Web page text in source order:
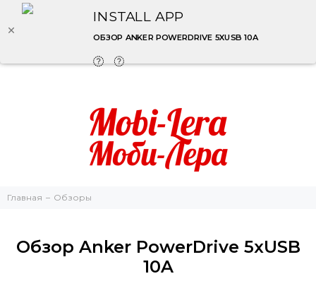
INSTALL APP
ОБЗОР ANKER POWERDRIVE 5XUSB 10A
Главная Обзоры
Обзор Anker PowerDrive 5xUSB
10A